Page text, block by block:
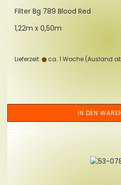
Fil­ter Bg 789 Blood Red
1,22m x 0,50m
Lieferzeit: ca. 1 Woche (Ausland
IN DEN